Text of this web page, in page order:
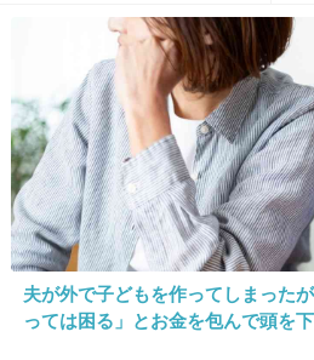
+482
27. 匿名 2019/11/06(水) 17:43:15
生田アナ、離婚してからカ
う
あのキャピキャピしためざ
すごく落ち着いてるし
鍵」
夫が外で子どもを作ってしまった
っては困る」とお金を包んで頭を
まで離婚に応じなかった親戚の話